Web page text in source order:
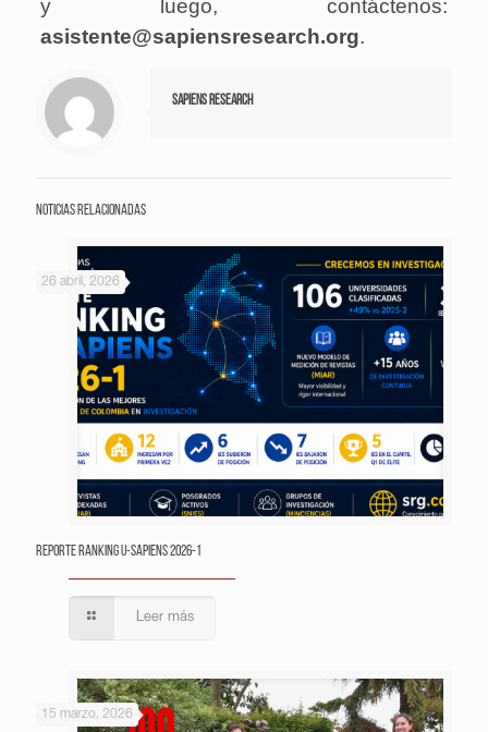
y luego, contáctenos:
asistente@sapiensresearch.org.
Sapiens Research
Noticias relacionadas
26 abril, 2026
Reporte Ranking U-Sapiens 2026-1
Leer más
15 marzo, 2026